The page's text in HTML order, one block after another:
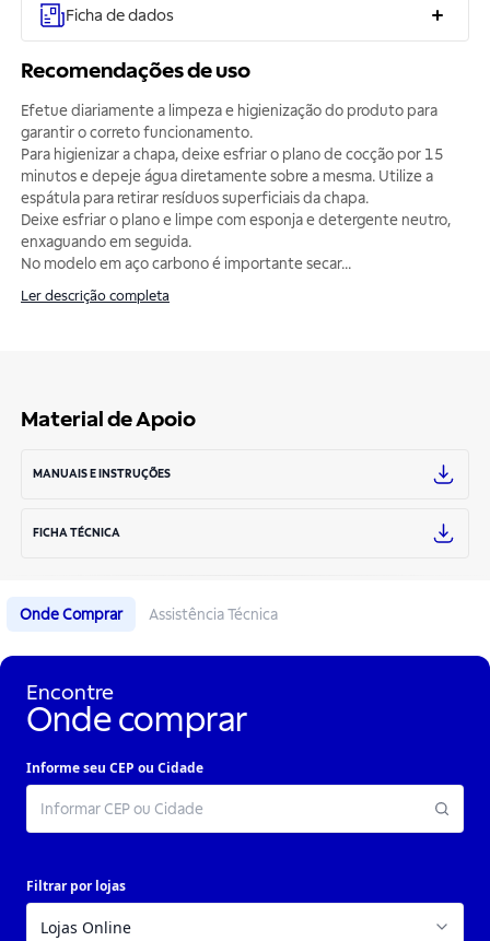
Ficha de dados
Recomendações de uso
Efetue diariamente a limpeza e higienização do produto para
garantir o correto funcionamento.
Para higienizar a chapa, deixe esfriar o plano de cocção por 15
minutos e depeje água diretamente sobre a mesma. Utilize a
espátula para retirar resíduos superficiais da chapa.
Deixe esfriar o plano e limpe com esponja e detergente neutro,
enxaguando em seguida.
No modelo em aço carbono é importante secar...
Ler descrição completa
Material de Apoio
MANUAIS E INSTRUÇÕES
FICHA TÉCNICA
Onde Comprar Assistência Técnica
Encontre
Onde comprar
Informe seu CEP ou Cidade
Filtrar por lojas